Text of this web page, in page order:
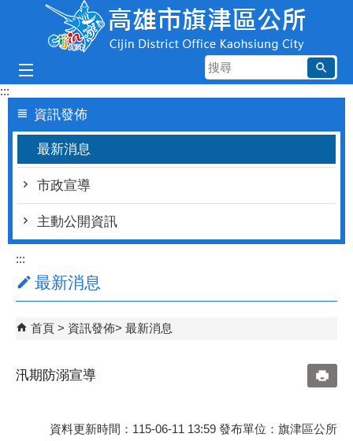
跳到主要內容區塊
搜
尋
:::
資訊發佈
最新消息
市政宣導
主動公開資訊
:::
最新消息
首頁 資訊發佈 最新消息
汛期防溺宣導
資料更新時間：115-06-11 13:59 發布單位：旗津區公所